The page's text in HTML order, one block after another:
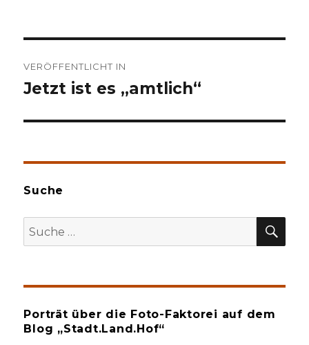
VERÖFFENTLICHT IN
Jetzt ist es „amtlich“
Suche
Suche
nach:
Porträt über die Foto-Faktorei auf dem
Blog „Stadt.Land.Hof“